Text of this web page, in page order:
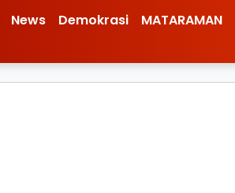
News Demokrasi MATARAMAN